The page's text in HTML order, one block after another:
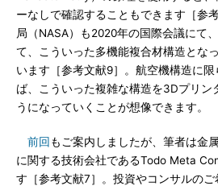
ーなしで確認することもできます［参
局（NASA）も2020年の国際会議にて
て、こういった多機能複合材構造とな
います［参考文献9］。航空機構造に
ば、こういった複雑な構造を3Dプリン
うになっていくことが想像できます。
前回 もご案内しましたが、筆者は金
に関する技術会社であるTodo Meta
す［参考文献7］。投資やコンサルの